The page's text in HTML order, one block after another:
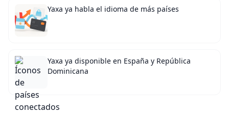
Yaxa ya habla el idioma de más países
Yaxa ya disponible en España y República
Dominicana